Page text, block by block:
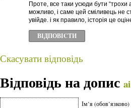
Проте, все таки усюди бути
можливо, і саме цей сміливець не
увійде. і як правило, історія це
ВІДПОВІCТИ
Скасувати відповідь
Відповідь на допис ai
Ім’я (обов’язково)